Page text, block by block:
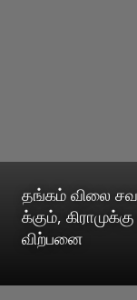
தங்கம் விலை
க்கும்,
விற்பனை